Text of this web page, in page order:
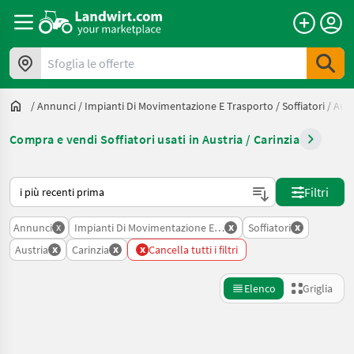
Sfoglia le offerte
/Annunci / Impianti Di Movimentazione E Trasporto /Soffiatori /
Compra e vendi Soffiatori usati in Austria / Carinzia
Ecco come viene ordinato su Landwirt.com
Filtri
Annunci x Impianti Di Movimentazione E Trasporto
x Soffiatori x
Austria x Carinzia x x Cancella tutti i filtri
Elenco Griglia